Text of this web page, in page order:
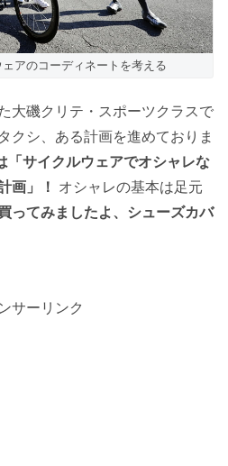
アのコーディネートを考える
大磯クリテ・スポーツクラスで
クシ、ある計画を進めておりま
「サイクルウェアでオシャレな
画」！
オシャレの基本は足元
ってみましたよ、シューズカバ
サーリンク